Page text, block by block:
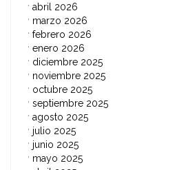
abril 2026
marzo 2026
febrero 2026
enero 2026
diciembre 2025
noviembre 2025
octubre 2025
septiembre 2025
agosto 2025
julio 2025
junio 2025
mayo 2025